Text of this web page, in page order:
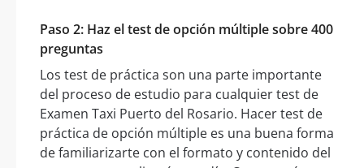
Paso 2: Haz el test de opción múltiple sobre 400
preguntas
Los test de práctica son una parte importante
del proceso de estudio para cualquier test de
Examen Taxi Puerto del Rosario. Hacer test de
práctica de opción múltiple es una buena forma
de familiarizarte con el formato y contenido del